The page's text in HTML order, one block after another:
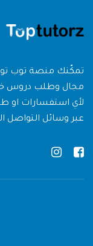
تمكّنك منصة توب
مجال وطلب دروس
لأي استفسارات او
عبر وسائل التواصل